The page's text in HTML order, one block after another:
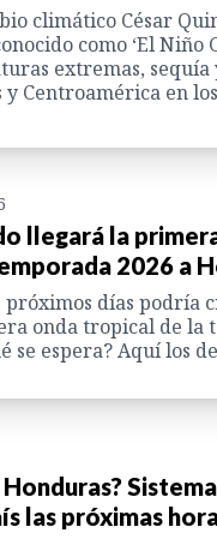
climático César
como ‘El Niño
extremas, sequía
y Centroamérica en
llegará la
2026 a
próximos días podría
onda tropical de la
se espera? Aquí los
las próximas